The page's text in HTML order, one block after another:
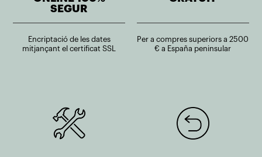
SEGUR
Encriptació de les dates
mitjançant el certificat SSL
Per a compres superiors a 2500
€ a España peninsular